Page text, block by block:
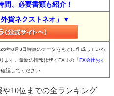
間、必要書類も紹介！
貨ネクストネオ」▼
年8月3日時点のデータをもとに作成している
ます。最新の情報はザイFX！の 「FX会社おす
認してください
10位までの全ランキング